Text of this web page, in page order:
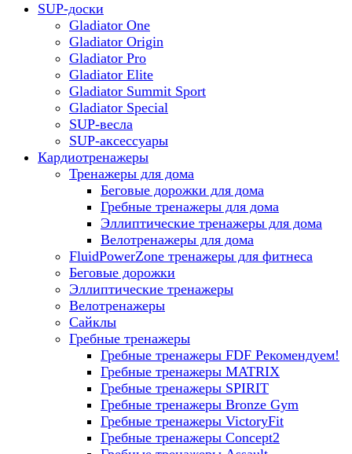
SUP-доски
Gladiator One
Gladiator Origin
Gladiator Pro
Gladiator Elite
Gladiator Summit Sport
Gladiator Special
SUP-весла
SUP-аксессуары
Кардиотренажеры
Тренажеры для дома
Беговые дорожки для дома
Гребные тренажеры для дома
Эллиптические тренажеры для дома
Велотренажеры для дома
FluidPowerZone тренажеры для фитнеса
Беговые дорожки
Эллиптические тренажеры
Велотренажеры
Сайклы
Гребные тренажеры
Гребные тренажеры FDF Рекомендуем!
Гребные тренажеры MATRIX
Гребные тренажеры SPIRIT
Гребные тренажеры Bronze Gym
Гребные тренажеры VictoryFit
Гребные тренажеры Concept2